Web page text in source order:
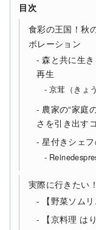
目次
食彩の王国！秋
ボレーション
森と共に生
再生
京茸（きょ
農家の“家庭
さを引き出す
星付きシェ
実際に行きたい
【野菜ソム
【京料理 は